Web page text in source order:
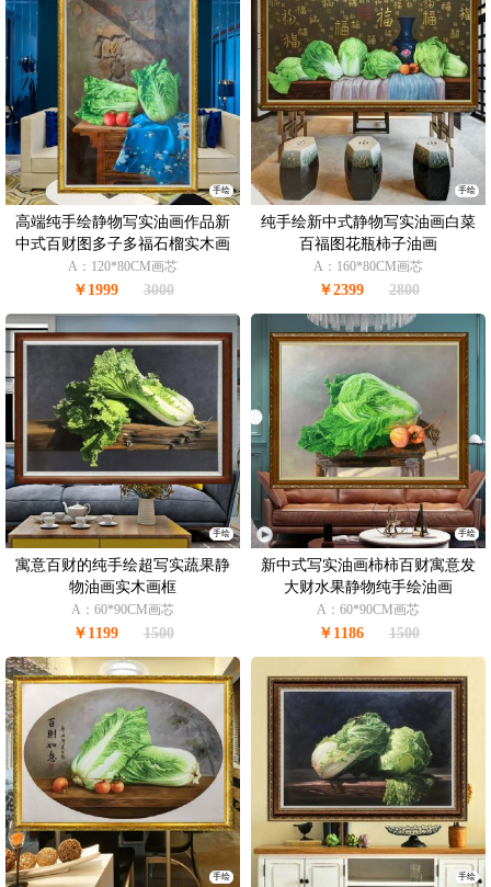
手绘
高端纯手绘静物写实油画作品新
中式百财图多子多福石榴实木画
框
A：120*80CM画芯
￥1999 3000
手绘
纯手绘新中式静物写实油画白菜
百福图花瓶柿子油画
A：160*80CM画芯
￥2399 2800
手绘
寓意百财的纯手绘超写实蔬果静
物油画实木画框
A：60*90CM画芯
￥1199 1500
手绘
新中式写实油画柿柿百财寓意发
大财水果静物纯手绘油画
A：60*90CM画芯
￥1186 1500
手绘 手绘